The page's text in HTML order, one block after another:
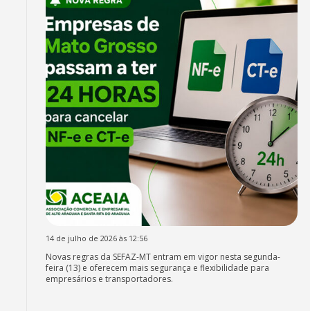
14 de julho de 2026 às 12:56
Novas regras da SEFAZ-MT entram em vigor nesta segunda-
feira (13) e oferecem mais segurança e flexibilidade para
empresários e transportadores.